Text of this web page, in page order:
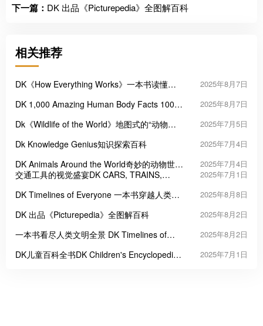
下一篇： DK 出品《Picturepedia》全图解百科
相关推荐
DK《How Everything Works》一本书读懂日
2025年8月7日
DK 1,000 Amazing Human Body Facts 1000
2025年8月7日
Dk《Wildlife of the World》地图式的“动物星
2025年7月5日
Dk Knowledge Genius知识探索百科 2025年7月4日
DK Animals Around the World奇妙的动物世界
之旅
2025年7月4日
交通工具的视觉盛宴DK CARS, TRAINS,
2025年7月1日
DK Timelines of Everyone 一本书穿越人类历
2025年8月8日
DK 出品《Picturepedia》全图解百科 2025年8月2日
一本书看尽人类文明全景 DK Timelines of
2025年8月2日
DK儿童百科全书DK Children's Encyclopedia:
2025年7月1日